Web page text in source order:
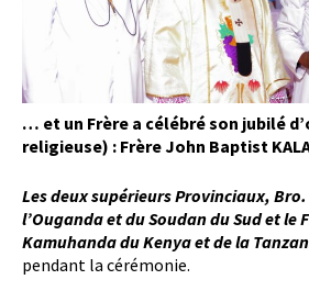
… et un Frère a célébré son jubilé
religieuse) : Frère John Baptist
Les deux supérieurs Provinciaux, Bro.
l’Ouganda et du Soudan du Sud et le
Kamuhanda du Kenya et de la
pendant la cérémonie.